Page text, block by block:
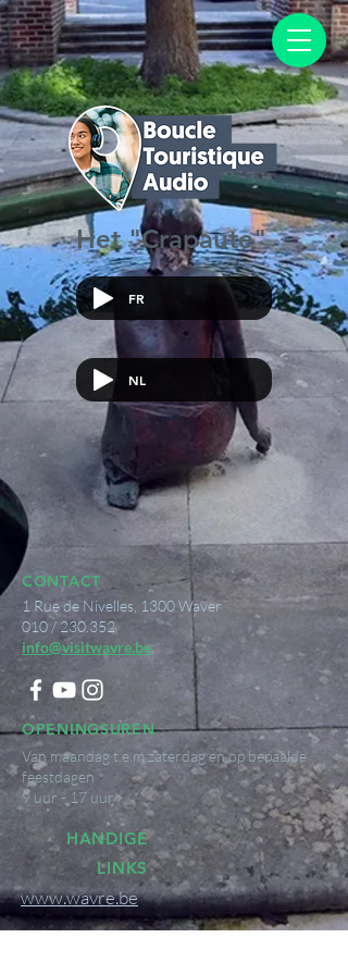
Het "Crapaute"
FR
NL
CONTACT
1 Rue de Nivelles, 1300 Waver
010 / 230.352
info@visitwavre.be
OPENINGSUREN
Van maandag t.e.m zaterdag en op bepaalde
feestdagen
9 uur - 17 uur
HANDIGE
LINKS
www.wavre.be